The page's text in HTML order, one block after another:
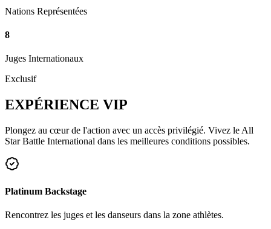
Nations Représentées
8
Juges Internationaux
Exclusif
EXPÉRIENCE VIP
Plongez au cœur de l'action avec un accès privilégié. Vivez le All
Star Battle International dans les meilleures conditions possibles.
Platinum Backstage
Rencontrez les juges et les danseurs dans la zone athlètes.